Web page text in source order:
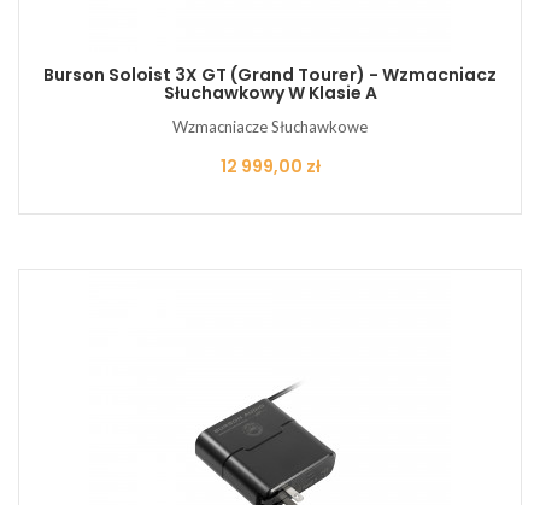
Burson Soloist 3X GT (Grand Tourer) - Wzmacniacz
Słuchawkowy W Klasie A
Wzmacniacze Słuchawkowe
Cena
12 999,00 zł